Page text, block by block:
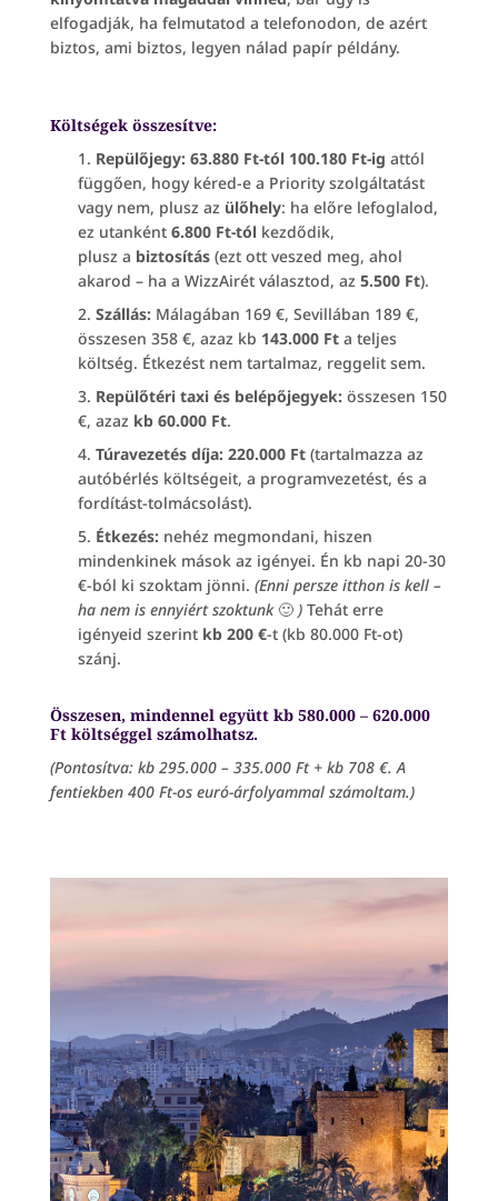
elfogadják, ha felmutatod a telefonodon, de azért
biztos, ami biztos, legyen nálad papír példány.
Költségek összesítve:
Repülőjegy: 63.880 Ft-tól 100.180 Ft-ig attól
függően, hogy kéred-e a Priority szolgáltatást
vagy nem, plusz az ülőhely: ha előre lefoglalod,
ez utanként 6.800 Ft-tólkezdődik,
plusz a biztosítás(ezt ott veszed meg, ahol
akarod – ha a WizzAirét választod, az 5.500 Ft).
Szállás: Málagában 169 €, Sevillában 189 €,
összesen 358 €, azaz kb 143.000 Fta teljes
költség. Étkezést nem tartalmaz, reggelit sem.
Repülőtéri taxi és belépőjegyek: összesen 150
€, azaz kb 60.000 Ft.
Túravezetés díja: 220.000 Ft(tartalmazza az
autóbérlés költségeit, a programvezetést, és a
fordítást-tolmácsolást).
Étkezés: nehéz megmondani, hiszen
mindenkinek mások az igényei. Én kb napi 20-30
€-ból ki szoktam jönni. (Enni persze itthon is kell –
ha nem is ennyiért szoktunk 🙂 )Tehát erre
igényeid szerint kb 200 €-t (kb 80.000 Ft-ot)
szánj.
Összesen, mindennel együtt kb 580.000 – 620.000
Ft költséggel számolhatsz.
(Pontosítva: kb 295.000 – 335.000 Ft + kb 708 €. A
fentiekben 400 Ft-os euró-árfolyammal számoltam.)